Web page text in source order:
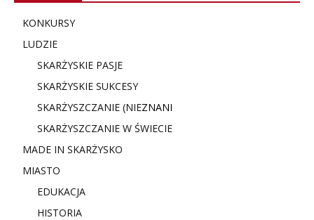
KONKURSY
LUDZIE
SKARŻYSKIE PASJE
SKARŻYSKIE SUKCESY
SKARŻYSZCZANIE (NIEZNANI
SKARŻYSZCZANIE W ŚWIECIE
MADE IN SKARŻYSKO
MIASTO
EDUKACJA
HISTORIA